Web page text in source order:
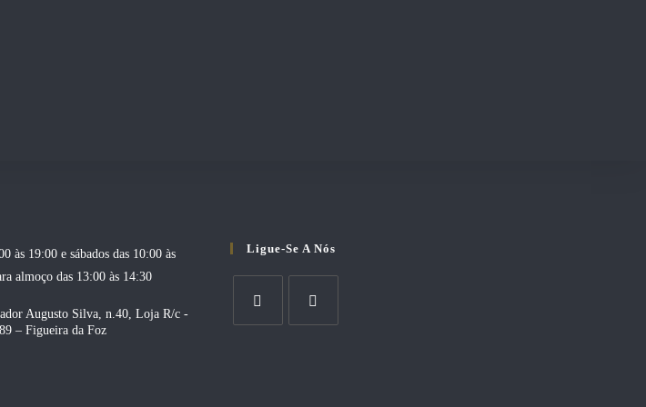
às 19:00 e sábados das 10:00 às
almoço das 13:00 às 14:30
Augusto Silva, n.40, Loja R/c -
– Figueira da Foz
Ligue-Se A Nós